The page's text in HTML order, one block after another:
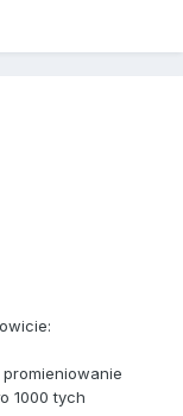
promieniowanie
1000 tych